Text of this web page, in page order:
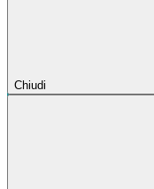
Chiudi